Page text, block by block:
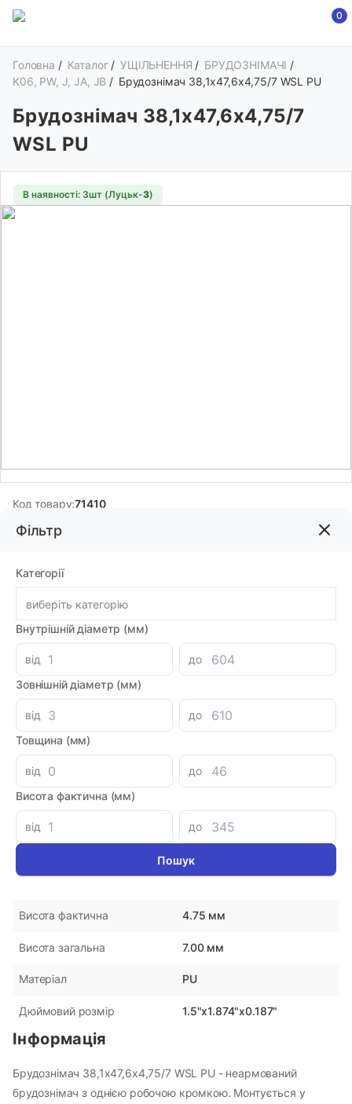
0
Фільтр
Категорії
виберіть категорію
Внутрішній діаметр (мм)
від
до
Зовнішній діаметр (мм)
від
до
Товщина (мм)
від
до
Висота фактична (мм)
від до
Головна / Каталог /УЩІЛЬНЕННЯ / БРУДОЗНІМАЧІ /
K06, PW, J, JA, JB / Брудознімач 38,1х47,6х4,75/7 WSL PU
Брудознімач 38,1х47,6х4,75/7
WSL PU
В наявності: 3шт (Луцьк-3)
Код товару:71410
Бренд:ARTIC SEALS
53.66грн
+ В корзину
Знайшли дешевше?
47.52 при замовленні на загальну сумму 1000 грн.
Параметри
Країна-виробник
Висота фактична 4.75 мм
Висота загальна 7.00 мм
Матеріал PU
Дюймовий розмір 1.5"x1.874"x0.187"
Інформація
Брудознімач 38,1х47,6х4,75/7 WSL PU - неармований
брудознімач з однією робочою кромкою. Монтується у